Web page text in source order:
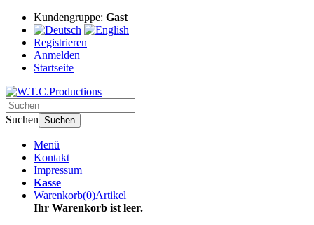
Kundengruppe: Gast
Registrieren
Anmelden
Startseite
Suchen Suchen
Menü
Kontakt
Impressum
Kasse
Warenkorb(0)Artikel
Ihr Warenkorb ist leer.